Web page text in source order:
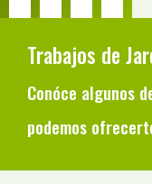
Trabajos de
Conóce algunos
podemos